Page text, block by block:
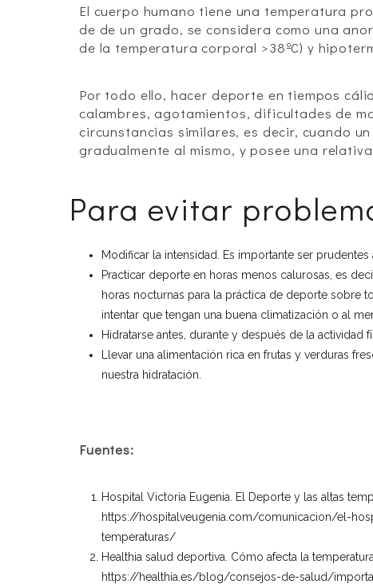
El cuerpo humano tiene una temperatura
de de un grado, se considera como una
de la temperatura corporal >38ºC) y
Por todo ello, hacer deporte en tiempos
calambres, agotamientos, dificultades de
circunstancias similares, es decir, cuando
gradualmente al mismo, y posee una
Para evitar
Modificar la intensidad. Es importante ser
Practicar deporte en horas menos calurosas, es
horas nocturnas para la práctica de deporte sobre
intentar que tengan una buena climatización o al
Hidratarse antes, durante y después de la actividad
Llevar una alimentación rica en frutas y verduras
nuestra hidratación.
Fuentes:
Hospital Victoria Eugenia. El Deporte y las altas
https://hospitalveugenia.com/comunicacion/el-
temperaturas/
Healthia salud deportiva. Cómo afecta la
https://healthia.es/blog/consejos-de-salud/